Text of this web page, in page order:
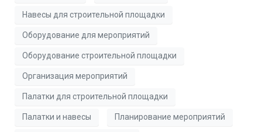
Навесы для строительной площадки
Оборудование для мероприятий
Оборудование строительной площадки
Организация мероприятий
Палатки для строительной площадки
Палатки и навесы Планирование мероприятий